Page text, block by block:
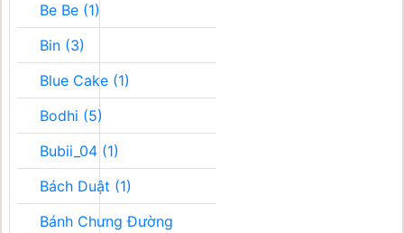
Be Be (1)
Bin (3)
Blue Cake (1)
Bodhi (5)
Bubii_04 (1)
Bách Duật (1)
Bánh Chưng Đường